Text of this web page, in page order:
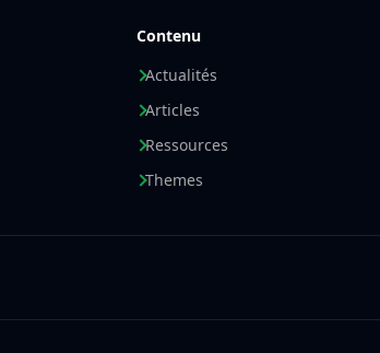
Contenu
Actualités
Articles
Ressources
Themes